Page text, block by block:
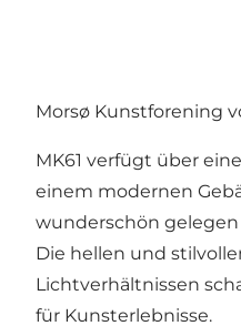
Morsø Kunstforening
MK61 verfügt über
einem modernen
wunderschön
Die hellen und
Lichtverhältnissen
für Kunsterlebnisse.